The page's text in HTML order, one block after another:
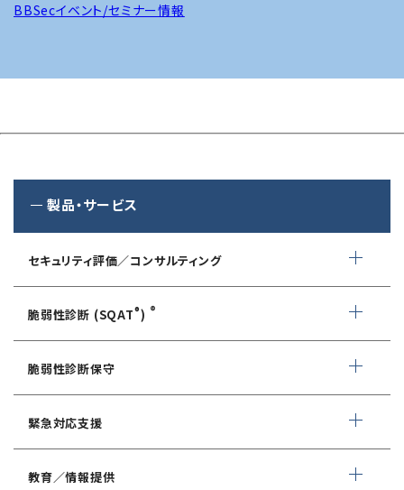
BBSecイベント/セミナー情報
製品・サービス
セキュリティ評価／コンサルティング
情報セキュリティ・アドバイザリ
AIサービス提供者・利用者向け
サイバーセキュリティ対策支援
脆弱性診断 (SQAT®) ®
WEBアプリケーション脆弱性診断
ネットワーク脆弱性診断
IoTセキュリティ診断
脆弱性診断保守
デイリー自動脆弱性診断
WEBサイトコンテンツ改ざん検知
緊急対応支援
デジタルフォレンジック
教育／情報提供